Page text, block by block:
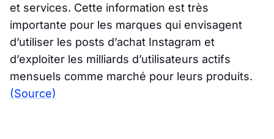
et services. Cette information est très
importante pour les marques qui envisagent
d’utiliser les posts d’achat Instagram et
d’exploiter les milliards d’utilisateurs actifs
mensuels comme marché pour leurs produits.
(Source)